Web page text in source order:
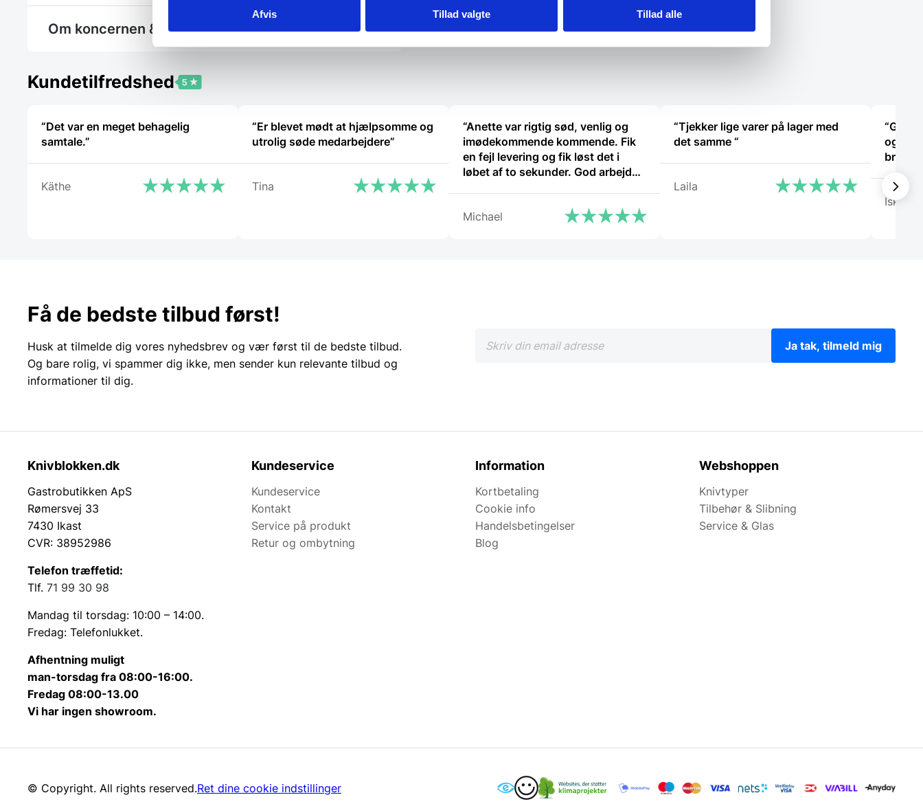
Afvis Tillad valgte Tillad alle
Om koncernen & god kvalitet
Kundetilfredshed
“Det var en meget behagelig
samtale.”
Käthe
“Er blevet mødt at hjælpsomme og
utrolig søde medarbejdere”
Tina
“Anette var rigtig sød, venlig og
imødekommende kommende. Fik
en fejl levering og fik løst det i
løbet af to sekunder. God arbejde
Michael
“Tjekker lige varer på lager med
det samme “
Laila
og for
bravør”
Isken
Få de bedste tilbud først!
Husk at tilmelde dig vores nyhedsbrev og vær først til de bedste tilbud.
Og bare rolig, vi spammer dig ikke, men sender kun relevante tilbud og
informationer til dig.
Ja tak, tilmeld mig
Knivblokken.dk
Gastrobutikken ApS
Rømersvej 33
7430 Ikast
CVR: 38952986
Telefon træffetid:
Tlf. 71 99 30 98
Mandag til torsdag: 10:00 – 14:00.
Fredag: Telefonlukket.
Afhentning muligt
man-torsdag fra 08:00-16:00.
Fredag 08:00-13.00
Vi har ingen showroom.
Kundeservice
Kundeservice
Kontakt
Service på produkt
Retur og ombytning
Information
Kortbetaling
Cookie info
Handelsbetingelser
Blog
Webshoppen
Knivtyper
Tilbehør & Slibning
Service & Glas
© Copyright. All rights reserved.Ret dine cookie indstillinger